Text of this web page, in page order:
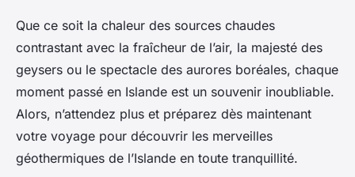
Que ce soit la chaleur des sources chaudes
contrastant avec la fraîcheur de l’air, la majesté des
geysers ou le spectacle des aurores boréales, chaque
moment passé en Islande est un souvenir inoubliable.
Alors, n’attendez plus et préparez dès maintenant
votre voyage pour découvrir les merveilles
géothermiques de l’Islande en toute tranquillité.